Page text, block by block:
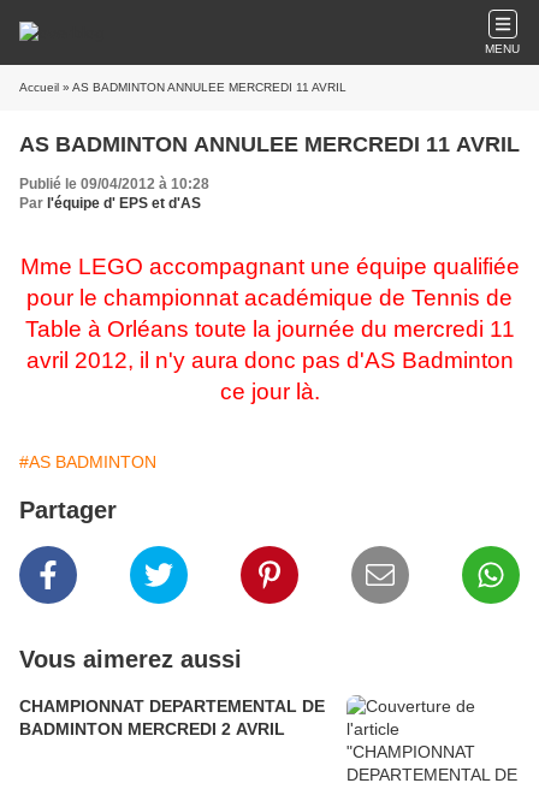
MENU
Accueil » AS BADMINTON ANNULEE MERCREDI 11 AVRIL
AS BADMINTON ANNULEE MERCREDI 11 AVRIL
Publié le 09/04/2012 à 10:28
Par l'équipe d' EPS et d'AS
Mme LEGO accompagnant une équipe qualifiée
pour le championnat académique de Tennis de
Table à Orléans toute la journée du mercredi 11
avril 2012, il n'y aura donc pas d'AS Badminton
ce jour là.
#AS BADMINTON
Partager
Vous aimerez aussi
CHAMPIONNAT DEPARTEMENTAL DE
BADMINTON MERCREDI 2 AVRIL